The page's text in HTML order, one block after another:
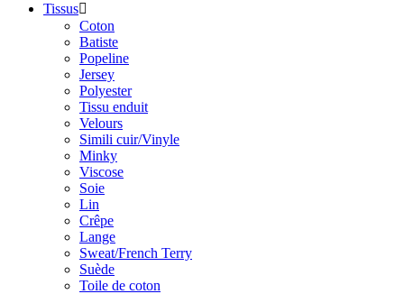
Tissus
Coton
Batiste
Popeline
Jersey
Polyester
Tissu enduit
Velours
Simili cuir/Vinyle
Minky
Viscose
Soie
Lin
Crêpe
Lange
Sweat/French Terry
Suède
Toile de coton